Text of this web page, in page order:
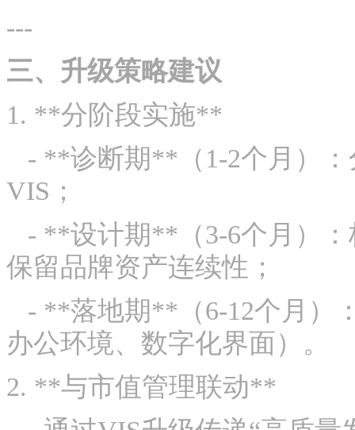
---
三、升级策略建议
1. **分阶段实施**
- **诊断期**（1-2个月）：
VIS；
- **设计期**（3-6个月）：
保留品牌资产连续性；
- **落地期**（6-12个月）
办公环境、数字化界面）。
2. **与市值管理联动**